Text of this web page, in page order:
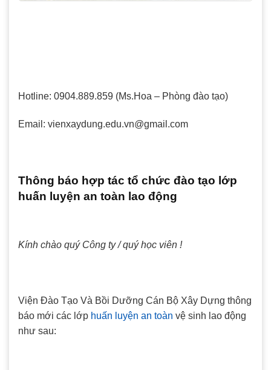
Hotline: 0904.889.859 (Ms.Hoa – Phòng đào tạo)
Email: vienxaydung.edu.vn@gmail.com
Thông báo hợp tác tổ chức đào tạo lớp
huấn luyện an toàn lao động
Kính chào quý Công ty / quý học viên !
Viện Đào Tạo Và Bồi Dưỡng Cán Bộ Xây Dựng thông
báo mới các lớp huấn luyện an toàn vệ sinh lao động
như sau: